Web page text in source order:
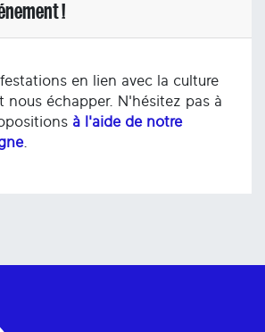
!
en lien avec la culture
nous échapper. N'hésitez pas à
à l'aide de notre
.